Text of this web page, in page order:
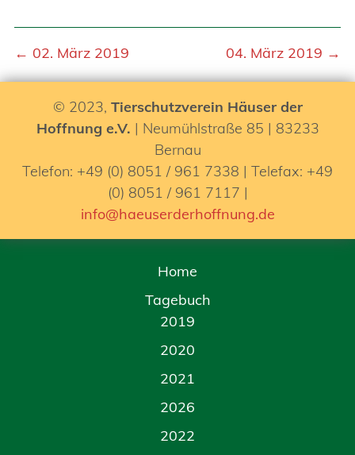
← 02. März 2019 04. März 2019 →
© 2023, Tierschutzverein Häuser der
Hoffnung e.V. | Neumühlstraße 85 | 83233
Bernau
Telefon: +49 (0) 8051 / 961 7338 | Telefax: +49
(0) 8051 / 961 7117 |
info@haeuserderhoffnung.de
Home
Tagebuch
2019
2020
2021
2026
2022